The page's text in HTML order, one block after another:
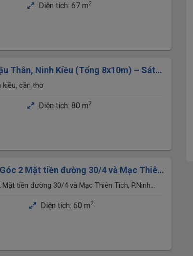
Diện tích: 67 m2
Thân, Ninh Kiều (Tổng 8x10m) – Sát
Đổ Mâm
kiều, cần thơ
Diện tích: 80 m2
2 Mặt tiền đường 30/4 và Mạc Thiên
Thơtiền đường 30/4 và Mạc Thiên Tích, P.Ninh
Diện tích: 60 m2